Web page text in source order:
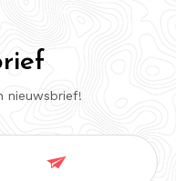
nieuwsbrief!
